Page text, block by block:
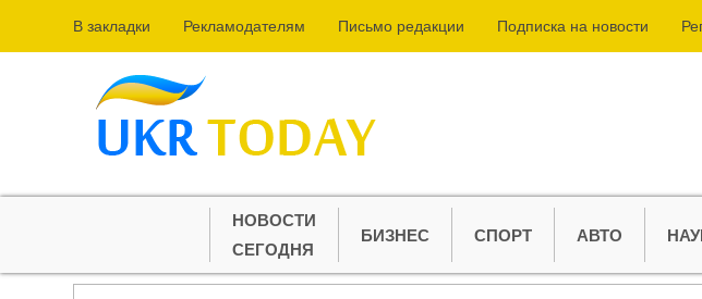
В закладки Рекламодателям Письмо редакции Подпиcка на новости
НОВОСТИ
СЕГОДНЯ
БИЗНЕС СПОРТ АВТО